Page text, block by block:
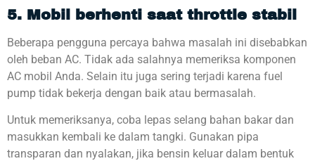
5. Mobil berhenti saat throttle stabil
Beberapa pengguna percaya bahwa masalah ini disebabkan
oleh beban AC. Tidak ada salahnya memeriksa komponen
AC mobil Anda. Selain itu juga sering terjadi karena fuel
pump tidak bekerja dengan baik atau bermasalah.
Untuk memeriksanya, coba lepas selang bahan bakar dan
masukkan kembali ke dalam tangki. Gunakan pipa
transparan dan nyalakan, jika bensin keluar dalam bentuk